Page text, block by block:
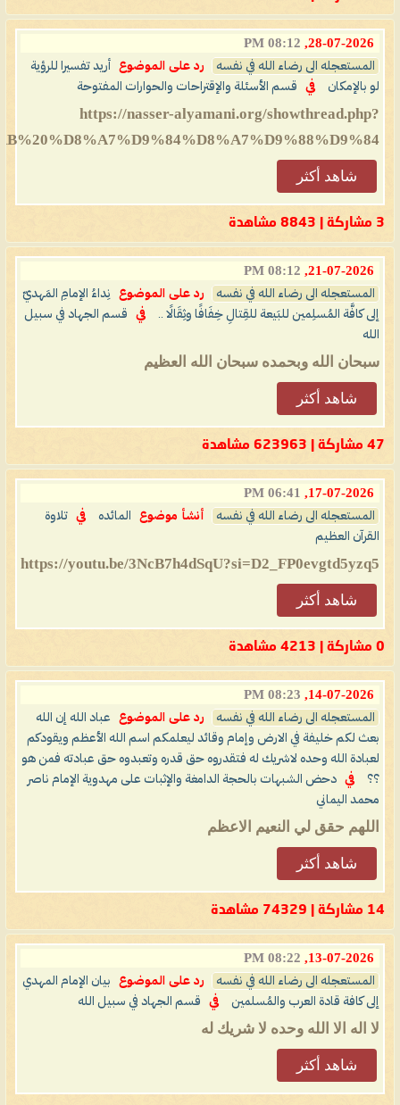
28-07-2026,
08:12 PM
المستعجله الى رضاء الله في نفسه رد على الموضوع
أريد تفسيرا للرؤية
لو بالإمكان
في قسم الأسئلة والإقتراحات والحوارات المفتوحة
https://nasser-alyamani.org/showthread.php?
شاهد أكثر
3 مشاركة | 8843 مشاهدة
21-07-2026,
08:12 PM
المستعجله الى رضاء الله في نفسه رد على الموضوع
نِداءُ الإمامِ المَهديّ
إلى كافَّة المُسلِمين للبَيعة للقِتالِ خِفَافًا وثِقَالًا ..
في
قسم الجهاد في سبيل
الله
سبحان الله وبحمده سبحان الله العظيم
شاهد أكثر
47 مشاركة | 623963 مشاهدة
17-07-2026,
06:41 PM
المستعجله الى رضاء الله في نفسه أنشأ موضوع المائده في
تلاوة
القرآن العظيم
https://youtu.be/3NcB7h4dSqU?si=D2_FP0evgtd5yzq5
شاهد أكثر
0 مشاركة | 4213 مشاهدة
14-07-2026,
08:23 PM
المستعجله الى رضاء الله في نفسه رد على الموضوع
عباد الله إن الله
بعث لكم خليفة في الارض وإمام وقائد ليعلمكم اسم الله الأعظم ويقودكم
لعبادة الله وحده لاشريك له فتقدروه حق قدره وتعبدوه حق عبادته فمن هو
؟؟
في
دحض الشبهات بالحجة الدامغة والإثبات على مهدوية الإمام ناصر
محمد اليماني
اللهم حقق لي النعيم الاعظم
شاهد أكثر
14 مشاركة | 74329 مشاهدة
13-07-2026,
08:22 PM
المستعجله الى رضاء الله في نفسه رد على الموضوع
بيان الإمام المهدي
إلى كافة قادة العرب والمُسلمين
في قسم الجهاد في سبيل الله
لا اله الا الله وحده لا شريك له
شاهد أكثر